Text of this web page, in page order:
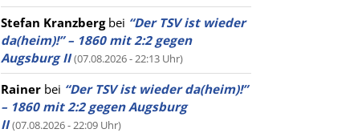
Stefan Kranzbergbei “Der TSV ist wieder
da(heim)!” – 1860 mit 2:2 gegen
Augsburg II (07.08.2026 - 22:13 Uhr)
Rainer bei “Der TSV ist wieder da(heim)!”
– 1860 mit 2:2 gegen Augsburg
II (07.08.2026 - 22:09 Uhr)